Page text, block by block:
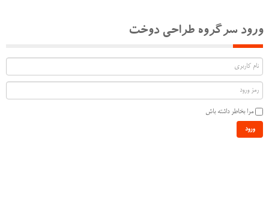
ورود سرگروه طراحی دوخت
مرا بخاطر داشته باش
ورود